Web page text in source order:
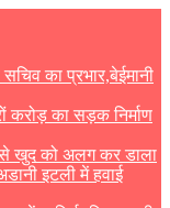
का प्रभार,बेईमानी
करोड़ का सड़क निर्माण
से खुद को अलग कर डाला
इटली में हवाई